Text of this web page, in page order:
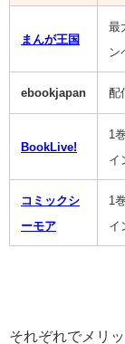
まんが王国
最
ン
ebookjapan 配
BookLive!
1
イ
コミックシ
ーモア
1
イ
それぞれでメリ